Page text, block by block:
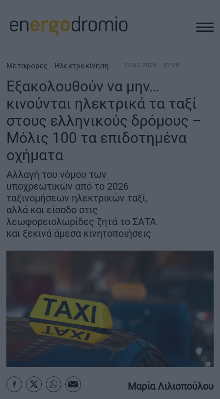
ΥΠΟΔΟΜΕΣ
REAL ESTATE
ΠΕΡΙΒΑΛΛΟΝ
ΕΝΕΡΓΕΙΑ
ΜΕΤΑΦΟΡΕΣ - ΗΛΕΚΤΡΟΚΙΝΗΣΗ
ΨΗΦΙΑΚΟΣ ΚΟΣΜΟΣ
ΟΙΚΟΝΟΜΙΑ - ΕΠΙΧΕΙΡΗΣΕΙΣ
ΚΑΡΑΜΠΟΛΕΣ
ΟΡΟΙ ΧΡΗΣΗΣ
ΕΠΙΚΟΙΝΩΝΙΑ
ΤΑΥΤΟΤΗΤΑ
Μεταφορές - Ηλεκτροκίνηση 17.01.2025 07:20
Εξακολουθούν να μην…
κινούνται ηλεκτρικά τα ταξί
στους ελληνικούς δρόμους –
Μόλις 100 τα επιδοτημένα
οχήματα
Αλλαγή του νόμου των
υποχρεωτικών από το 2026
ταξινομήσεων ηλεκτρικών ταξί,
αλλά και είσοδο στις
λεωφορειολωρίδες ζητά το ΣΑΤΑ
και ξεκινά άμεσα κινητοποιήσεις
Μαρία Λιλιοπούλου